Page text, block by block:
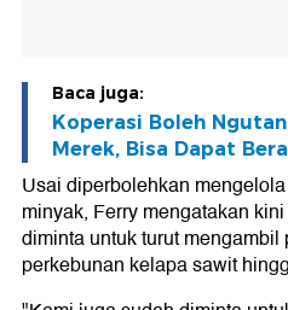
Baca juga:
Koperasi Boleh
Merek, Bisa Dapat
Usai diperbolehkan
minyak, Ferry mengatakan
diminta untuk turut
perkebunan kelapa sawit